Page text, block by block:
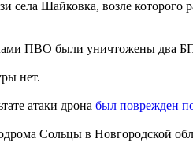
села Шайковка, возле
ПВО были уничтожены два
нет.
атаки дрона был поврежден
Сольцы в Новгородской